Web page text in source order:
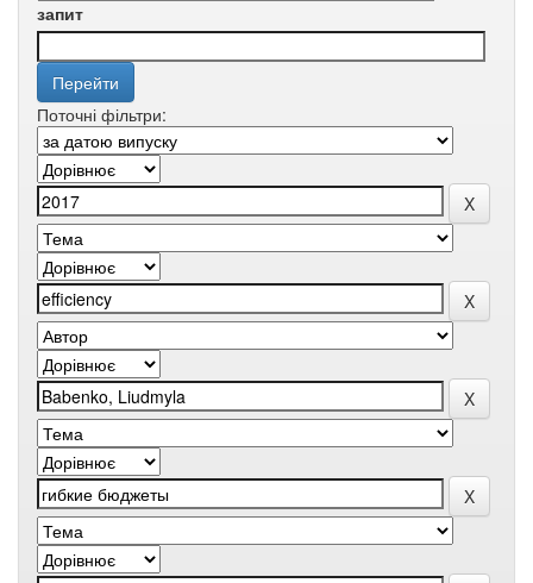
запит
Поточні фільтри: